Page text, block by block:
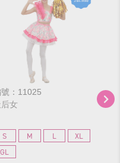
：11025
后女
S M L
XL
GL
編
叮